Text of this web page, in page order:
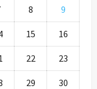
8 9
15 16
22 23
29 30